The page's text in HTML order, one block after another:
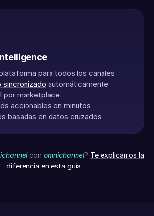
para todos los canales
sincronizado automáticamente
por marketplace
accionables en minutos
basadas en datos cruzados
con omnichannel? Te explicamos la
diferencia en esta guía.